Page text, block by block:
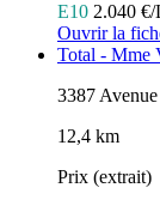
E10 2.040 €/
Ouvrir la
Total - Mme
3387
12,4 km
Prix (extrait)